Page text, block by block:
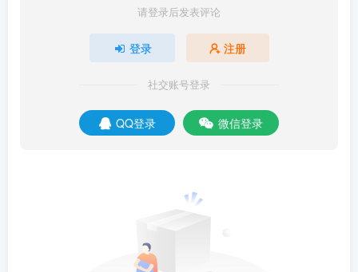
请登录后发表评论
登录 注册
社交账号登录
QQ登录 微信登录